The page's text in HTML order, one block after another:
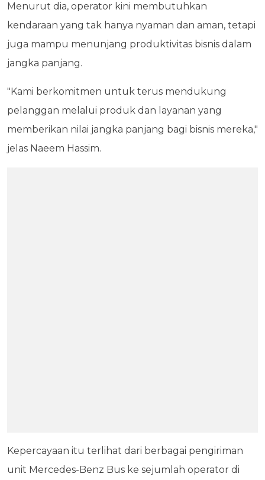
Menurut dia, operator kini membutuhkan
kendaraan yang tak hanya nyaman dan aman, tetapi
juga mampu menunjang produktivitas bisnis dalam
jangka panjang.
"Kami berkomitmen untuk terus mendukung
pelanggan melalui produk dan layanan yang
memberikan nilai jangka panjang bagi bisnis mereka,"
jelas Naeem Hassim.
Kepercayaan itu terlihat dari berbagai pengiriman
unit Mercedes-Benz Bus ke sejumlah operator di